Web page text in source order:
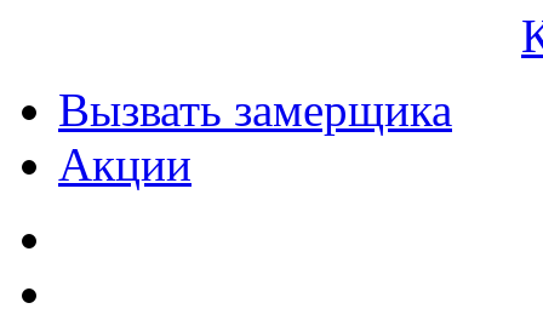
Вызвать замерщика
Акции